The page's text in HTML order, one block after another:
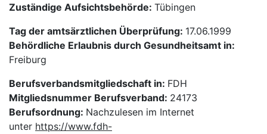
Zuständige Aufsichtsbehörde: Tübingen
Tag der amtsärztlichen Überprüfung: 17.06.1999
Behördliche Erlaubnis durch Gesundheitsamt in:
Freiburg
Berufsverbandsmitgliedschaft in: FDH
Mitgliedsnummer Berufsverband: 24173
Berufsordnung: Nachzulesen im Internet
unter https://www.fdh-